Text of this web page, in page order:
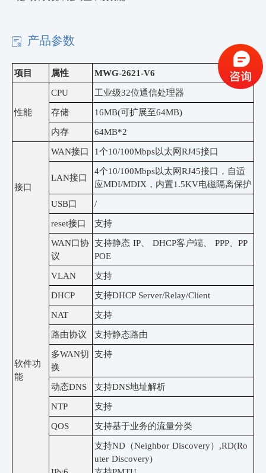
产品参数
项目 属性 MWG-2621-V6
性能
CPU 工业级32位通信处理器
存储 16MB(可扩展至64MB)
内存 64MB*2
接口
WAN接口 1个10/100Mbps以太网RJ45接口
LAN接口
4个10/100Mbps以太网RJ45接口，自适
应MDI/MDIX，内置1.5KV电磁隔离保护
USB口 /
reset接口 支持
软件功
能
WAN口协
议
支持静态 IP、 DHCP客户端、 PPP、PP
POE
VLAN 支持
DHCP 支持DHCP Server/Relay/Client
NAT 支持
路由协议 支持静态路由
多WAN切
换
支持
动态DNS 支持DNS地址解析
NTP 支持
QOS 支持基于业务的流量分类
支持ND（Neighbor Discovery）,RD(Ro
uter Discovery)